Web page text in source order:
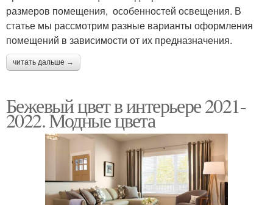
размеров помещения, особенностей освещения. В
статье мы рассмотрим разные варианты оформления
помещений в зависимости от их предназначения.
читать дальше →
Бежевый цвет в интерьере 2021-
2022. Модные цвета